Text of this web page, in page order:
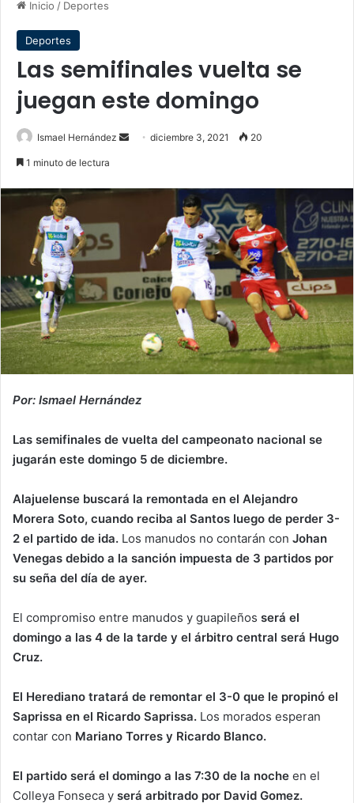
Inicio / Deportes
Deportes
Las semifinales vuelta se
juegan este domingo
Ismael Hernández
Senddiciembre 3, 2021 20
1 minuto de lectura
Por: Ismael Hernández
Las semifinales de vuelta del campeonato nacional se
jugarán este domingo 5 de diciembre.
Alajuelense buscará la remontada en el Alejandro
Morera Soto, cuando reciba al Santos luego de perder 3-
2 el partido de ida. Los manudos no contarán con Johan
Venegas debido a la sanción impuesta de 3 partidos por
su seña del día de ayer.
El compromiso entre manudos y guapileños será el
domingo a las 4 de la tarde y el árbitro central será Hugo
Cruz.
El Herediano tratará de remontar el 3-0 que le propinó el
Saprissa en el Ricardo Saprissa. Los morados esperan
contar con Mariano Torres y Ricardo Blanco.
El partido será el domingo a las 7:30 de la noche en el
Colleya Fonseca y será arbitrado por David Gomez.